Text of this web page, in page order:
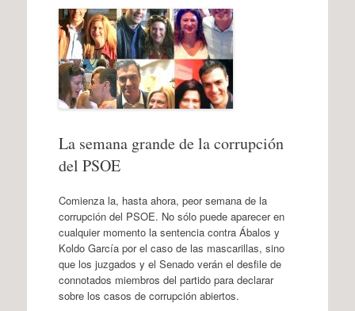
La semana grande de la corrupción
del PSOE
Comienza la, hasta ahora, peor semana de la
corrupción del PSOE. No sólo puede aparecer en
cualquier momento la sentencia contra Ábalos y
Koldo García por el caso de las mascarillas, sino
que los juzgados y el Senado verán el desfile de
connotados miembros del partido para declarar
sobre los casos de corrupción abiertos.